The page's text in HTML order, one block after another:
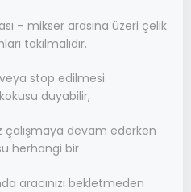
– mikser arasına üzeri çelik
takılmalıdır.
veya stop edilmesi
duyabilir,
çalışmaya devam ederken
herhangi bir
aracınızı bekletmeden